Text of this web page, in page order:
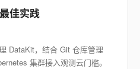
佳实践
DataKit，结合 Git 仓库管理
集群接入观测云门槛。